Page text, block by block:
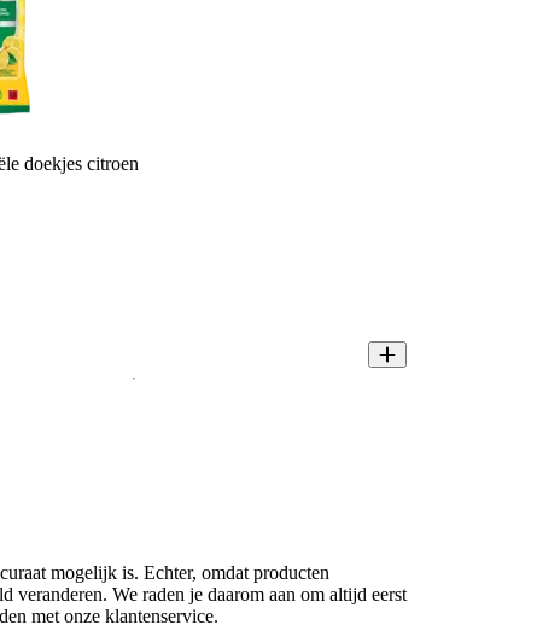
doekjes citroen
mogelijk is. Echter, omdat producten
We raden je daarom aan om altijd eerst
met onze klantenservice.